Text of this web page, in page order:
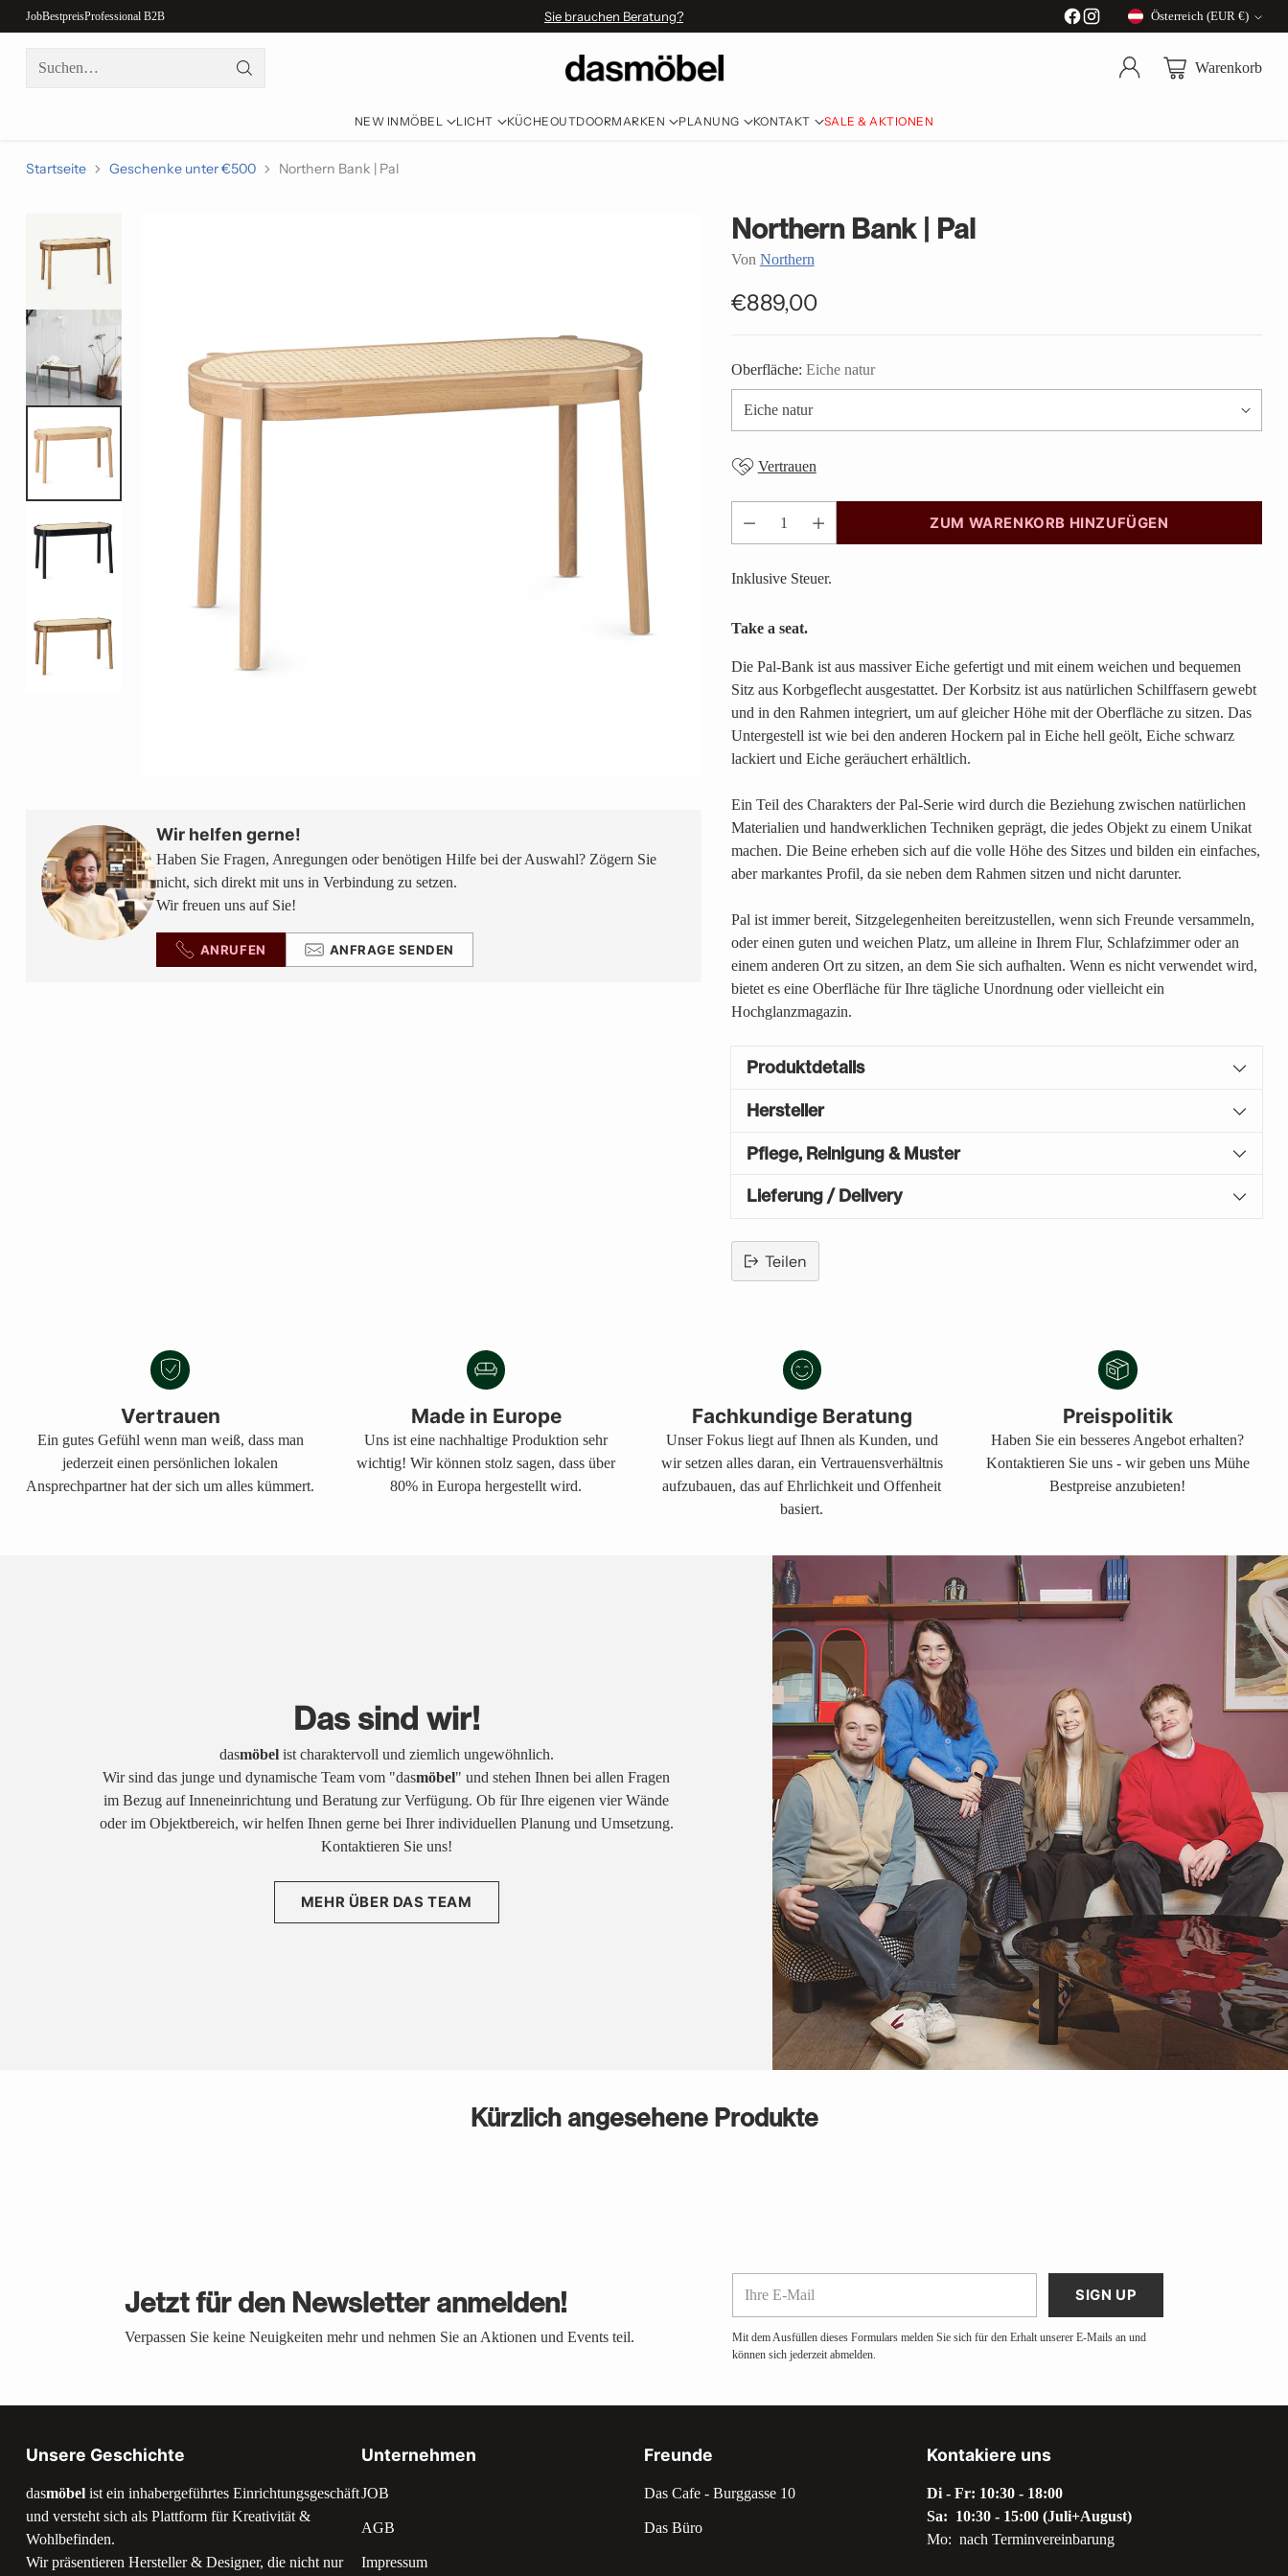
JobBestpreisProfessional B2B Sie brauchen Beratung?
Währung
Österreich (EUR €)
Suchen… Warenkorb
NEW IN MÖBEL LICHT KÜCHEOUTDOORMARKEN PLANUNG KONTAKT SALE & AKTIONEN
Startseite Geschenke unter €500 Northern Bank | Pal
Wir helfen gerne!
Haben Sie Fragen, Anregungen oder benötigen Hilfe bei der Auswahl? Zögern Sie
nicht, sich direkt mit uns in Verbindung zu setzen.
Wir freuen uns auf Sie!
ANRUFEN ANFRAGE SENDEN
Northern Bank | Pal
Von Northern
Normaler
€889,00
Oberfläche: Eiche natur
Vertrauen
Anzahl
ZUM WARENKORB HINZUFÜGEN
Inklusive Steuer.
Take a seat.
Die Pal-Bank ist aus massiver Eiche gefertigt und mit einem weichen und bequemen
Sitz aus Korbgeflecht ausgestattet. Der Korbsitz ist aus natürlichen Schilffasern gewebt
und in den Rahmen integriert, um auf gleicher Höhe mit der Oberfläche zu sitzen. Das
Untergestell ist wie bei den anderen Hockern pal in Eiche hell geölt, Eiche schwarz
lackiert und Eiche geräuchert erhältlich.
Ein Teil des Charakters der Pal-Serie wird durch die Beziehung zwischen natürlichen
Materialien und handwerklichen Techniken geprägt, die jedes Objekt zu einem Unikat
machen. Die Beine erheben sich auf die volle Höhe des Sitzes und bilden ein einfaches,
aber markantes Profil, da sie neben dem Rahmen sitzen und nicht darunter.
Pal ist immer bereit, Sitzgelegenheiten bereitzustellen, wenn sich Freunde versammeln,
oder einen guten und weichen Platz, um alleine in Ihrem Flur, Schlafzimmer oder an
einem anderen Ort zu sitzen, an dem Sie sich aufhalten. Wenn es nicht verwendet wird,
bietet es eine Oberfläche für Ihre tägliche Unordnung oder vielleicht ein
Hochglanzmagazin.
Produktdetails
Hersteller
Pflege, Reinigung & Muster
Lieferung / Delivery
Teilen
Warenkorb
Vertrauen
Ein gutes Gefühl wenn man weiß, dass man
jederzeit einen persönlichen lokalen
Ansprechpartner hat der sich um alles kümmert.
Made in Europe
Uns ist eine nachhaltige Produktion sehr
wichtig! Wir können stolz sagen, dass über
80% in Europa hergestellt wird.
Fachkundige Beratung
Unser Fokus liegt auf Ihnen als Kunden, und
wir setzen alles daran, ein Vertrauensverhältnis
aufzubauen, das auf Ehrlichkeit und Offenheit
basiert.
Preispolitik
Haben Sie ein besseres Angebot erhalten?
Kontaktieren Sie uns - wir geben uns Mühe
Bestpreise anzubieten!
Das sind wir!
dasmöbelist charaktervoll und ziemlich ungewöhnlich.
Wir sind das junge und dynamische Team vom "dasmöbel" und stehen Ihnen bei allen Fragen
im Bezug auf Inneneinrichtung und Beratung zur Verfügung. Ob für Ihre eigenen vier Wände
oder im Objektbereich, wir helfen Ihnen gerne bei Ihrer individuellen Planung und Umsetzung.
Kontaktieren Sie uns!
MEHR ÜBER DAS TEAM
Kürzlich angesehene Produkte
Jetzt für den Newsletter anmelden!
Verpassen Sie keine Neuigkeiten mehr und nehmen Sie an Aktionen und Events teil.
Mail
SIGN UP
Mit dem Ausfüllen dieses Formulars melden Sie sich für den Erhalt unserer E-Mails an und
können sich jederzeit abmelden.
Unsere Geschichte
dasmöbel ist ein inhabergeführtes Einrichtungsgeschäft
und versteht sich als Plattform für Kreativität &
Wohlbefinden.
Wir präsentieren Hersteller & Designer, die nicht nur
Unternehmen
JOB
AGB
Impressum
Freunde
Das Cafe - Burggasse 10
Das Büro
Kontakiere uns
Di - Fr: 10:30 - 18:00
Sa: 10:30 - 15:00 (Juli+August)
Mo: nach Terminvereinbarung